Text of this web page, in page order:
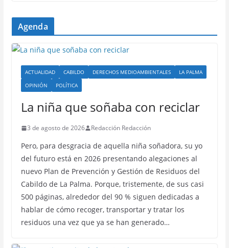
Agenda
ACTUALIDAD CABILDO DERECHOS MEDIOAMBIENTALES
LA PALMA
OPINIÓN
POLÍTICA
La niña que soñaba con reciclar
3 de agosto de 2026 Redacción Redacción
Pero, para desgracia de aquella niña soñadora, su yo
del futuro está en 2026 presentando alegaciones al
nuevo Plan de Prevención y Gestión de Residuos del
Cabildo de La Palma. Porque, tristemente, de sus casi
500 páginas, alrededor del 90 % siguen dedicadas a
hablar de cómo recoger, transportar y tratar los
residuos una vez que ya se han generado…